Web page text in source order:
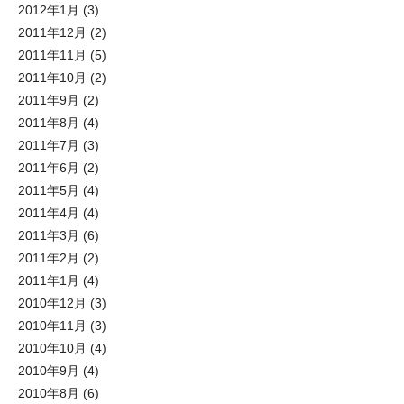
2012年1月 (3)
2011年12月 (2)
2011年11月 (5)
2011年10月 (2)
2011年9月 (2)
2011年8月 (4)
2011年7月 (3)
2011年6月 (2)
2011年5月 (4)
2011年4月 (4)
2011年3月 (6)
2011年2月 (2)
2011年1月 (4)
2010年12月 (3)
2010年11月 (3)
2010年10月 (4)
2010年9月 (4)
2010年8月 (6)